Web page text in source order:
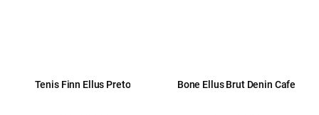
Tenis Finn Ellus Preto Bone Ellus Brut Denin Cafe